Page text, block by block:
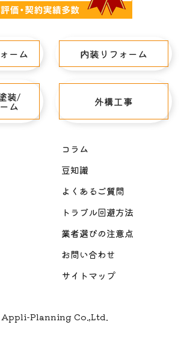
ーム 内装リフォーム
装/
ム 外構工事
コラム
豆知識
よくあるご質問
トラブル回避方法
業者選びの注意点
お問い合わせ
サイトマップ
Planning Co.,Ltd.